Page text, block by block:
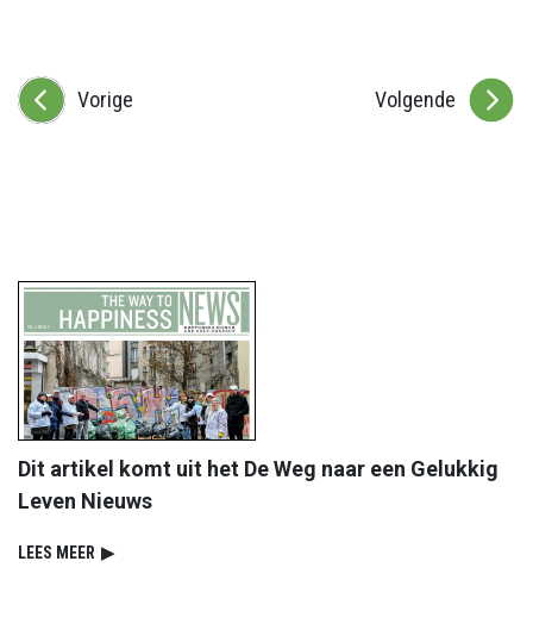
Vorige Volgende
Dit artikel komt uit het De Weg naar een Gelukkig
Leven Nieuws
LEES MEER ▶